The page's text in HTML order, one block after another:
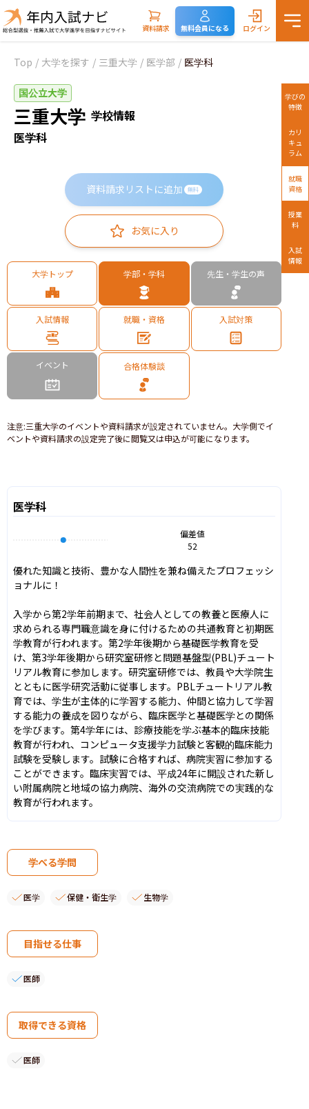
資料請求 無料会員になる ログイン
Top / 大学を探す / 三重大学 / 医学部 / 医学科
国公立大学
三重大学 学校情報
医学科
資料請求リストに追加 無料
お気に入り
大学トップ 学部・学科 先生・学生の声
入試情報 就職・資格 入試対策
イベント 合格体験談
注意:三重大学のイベントや資料請求が設定されていません。大学側でイ
ベントや資料請求の設定完了後に閲覧又は申込が可能になります。
医学科
偏差値
52
優れた知識と技術、豊かな人間性を兼ね備えたプロフェッシ
ョナルに！
入学から第2学年前期まで、社会人としての教養と医療人に
求められる専門職意識を身に付けるための共通教育と初期医
学教育が行われます。第2学年後期から基礎医学教育を受
け、第3学年後期から研究室研修と問題基盤型(PBL)チュート
リアル教育に参加します。研究室研修では、教員や大学院生
とともに医学研究活動に従事します。PBLチュートリアル教
育では、学生が主体的に学習する能力、仲間と協力して学習
する能力の養成を図りながら、臨床医学と基礎医学との関係
を学びます。第4学年には、診療技能を学ぶ基本的臨床技能
教育が行われ、コンピュータ支援学力試験と客観的臨床能力
試験を受験します。試験に合格すれば、病院実習に参加する
ことができます。臨床実習では、平成24年に開設された新し
い附属病院と地域の協力病院、海外の交流病院での実践的な
教育が行われます。
学べる学問
医学 保健・衛生学 生物学
目指せる仕事
医師
取得できる資格
医師
学びの
特徴
カリ
キュ
ラム
就職
資格
授業
料
入試
情報